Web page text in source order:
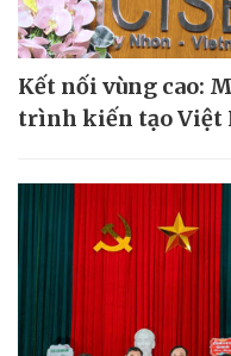
Kết nối vùng cao:
trình kiến tạo Việt